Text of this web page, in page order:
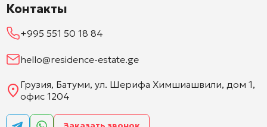
Контакты
+995 551 50 18 84
hello@residence-estate.ge
Грузия, Батуми, ул. Шерифа Химшиашвили, дом 1,
офис 1204